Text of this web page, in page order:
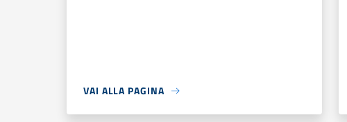
VAI ALLA PAGINA